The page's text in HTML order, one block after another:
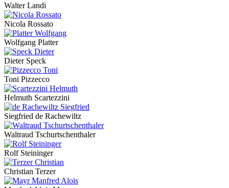
Walter Landi
Nicola Rossato
Wolfgang Platter
Dieter Speck
Toni Pizzecco
Helmuth Scartezzini
Siegfried de Rachewiltz
Waltraud Tschurtschenthaler
Rolf Steininger
Christian Terzer